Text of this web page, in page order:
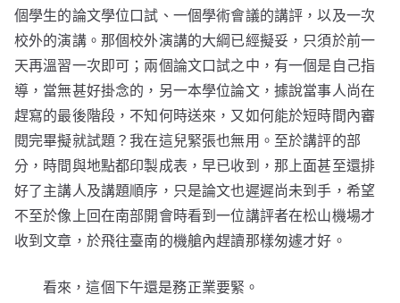
個學生的論文學位口試、一個學術會議的講評，以及一次
校外的演講。那個校外演講的大綱已經擬妥，只須於前一
天再溫習一次即可；兩個論文口試之中，有一個是自己指
導，當無甚好掛念的，另一本學位論文，據說當事人尚在
趕寫的最後階段，不知何時送來，又如何能於短時間內審
閱完畢擬就試題？我在這兒緊張也無用。至於講評的部
分，時間與地點都印製成表，早已收到，那上面甚至還排
好了主講人及講題順序，只是論文也遲遲尚未到手，希望
不至於像上回在南部開會時看到一位講評者在松山機場才
收到文章，於飛往臺南的機艙內趕讀那樣匆遽才好。
看來，這個下午還是務正業要緊。